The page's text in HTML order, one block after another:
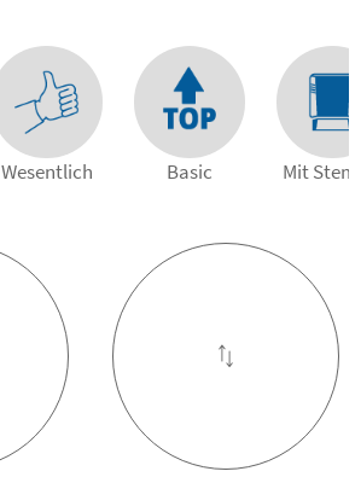
Wesentlich Basic Mit